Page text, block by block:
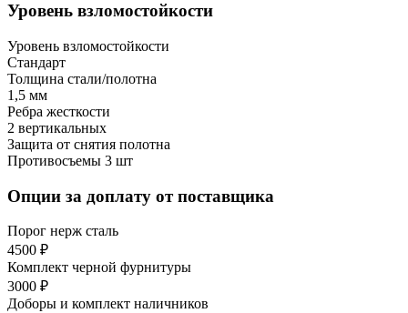
Уровень взломостойкости
Уровень взломостойкости
Стандарт
Толщина стали/полотна
1,5 мм
Ребра жесткости
2 вертикальных
Защита от снятия полотна
Противосъемы 3 шт
Опции за доплату от поставщика
Порог нерж сталь
4500 ₽
Комплект черной фурнитуры
3000 ₽
Доборы и комплект наличников